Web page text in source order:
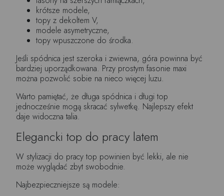
krótsze modele,
topy z dekoltem V,
modele asymetryczne,
topy wpuszczone do środka.
Jeśli spódnica jest szeroka i zwiewna, góra powinna być
bardziej uporządkowana. Przy prostym fasonie maxi
można pozwolić sobie na nieco więcej luzu.
Warto pamiętać, że długa spódnica i długi top
jednocześnie mogą skracać sylwetkę. Najlepszy efekt
daje widoczna talia.
Elegancki top do pracy latem
W stylizacji do pracy top powinien być lekki, ale nie
może wyglądać zbyt swobodnie.
Najbezpieczniejsze są modele: